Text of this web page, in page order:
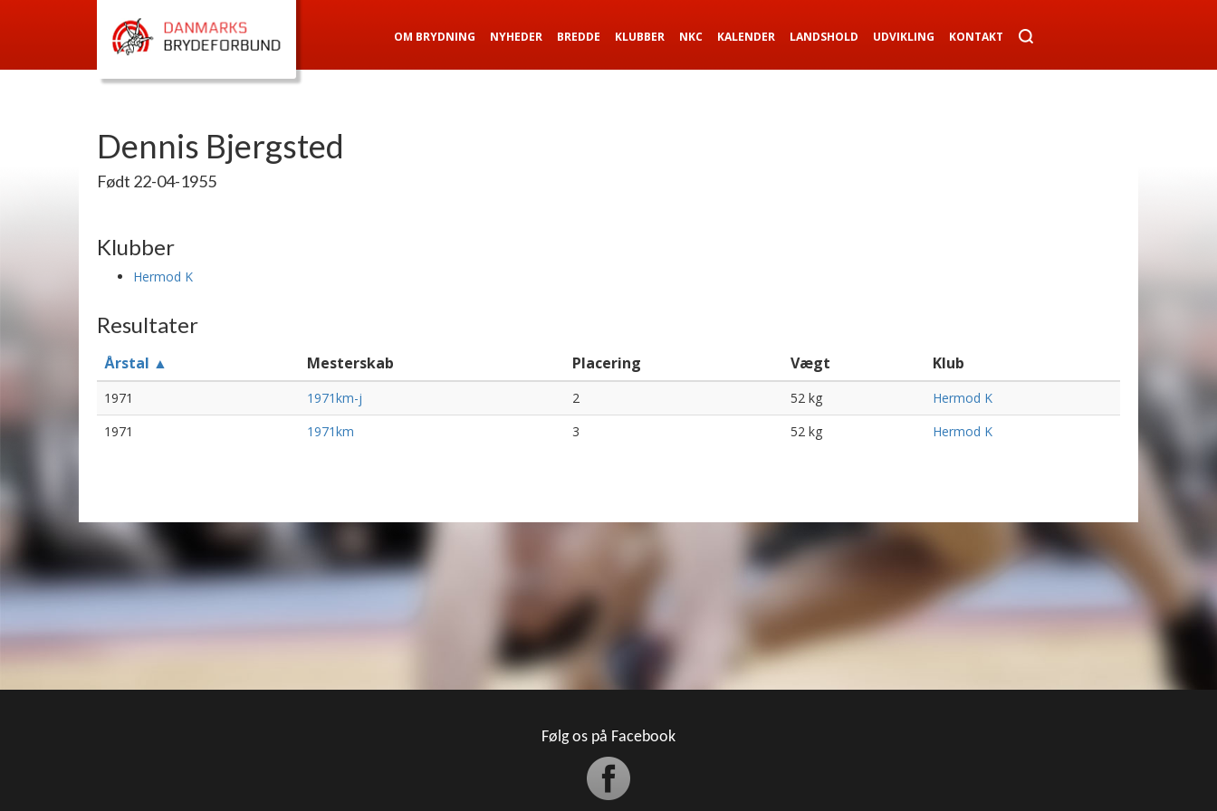
OM BRYDNING NYHEDER BREDDE KLUBBER NKC KALENDER LANDSHOLD UDVIKLING KONTAKT
Dennis Bjergsted
Født 22-04-1955
Klubber
Hermod K
Resultater
Årstal ▲ Mesterskab Placering Vægt Klub
1971 1971km-j 2 52 kg
Hermod K
1971
1971km 3 52 kg Hermod K
Følg os på Facebook